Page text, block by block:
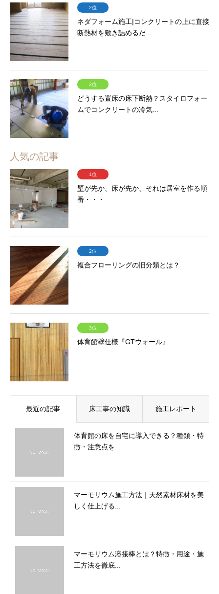
2位
ネダフォーム施工|コンクリートの上に直接
断熱材を敷き詰めるだ...
3位
どうする置床の床下断熱？スタイロフォー
ムでコンクリートの冷気...
人気の記事
1位
壁が先か、床が先か、それは居室を作る順
番・・・
2位
複合フローリングの旧分類とは？
3位
体育館壁仕様『GTウォール』
最近の記事 床工事の知識 施工レポート
体育館の床を自宅に導入できる？種類・特
徴・注意点を...
マーモリウム施工方法｜天然素材床材を美
しく仕上げる...
マーモリウム溶接棒とは？特徴・用途・施
工方法を徹底...